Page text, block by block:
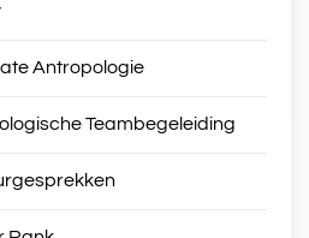
Antropologie
Teambegeleiding